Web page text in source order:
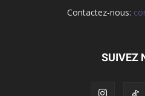
Contactez-nous:
SUIVEZ